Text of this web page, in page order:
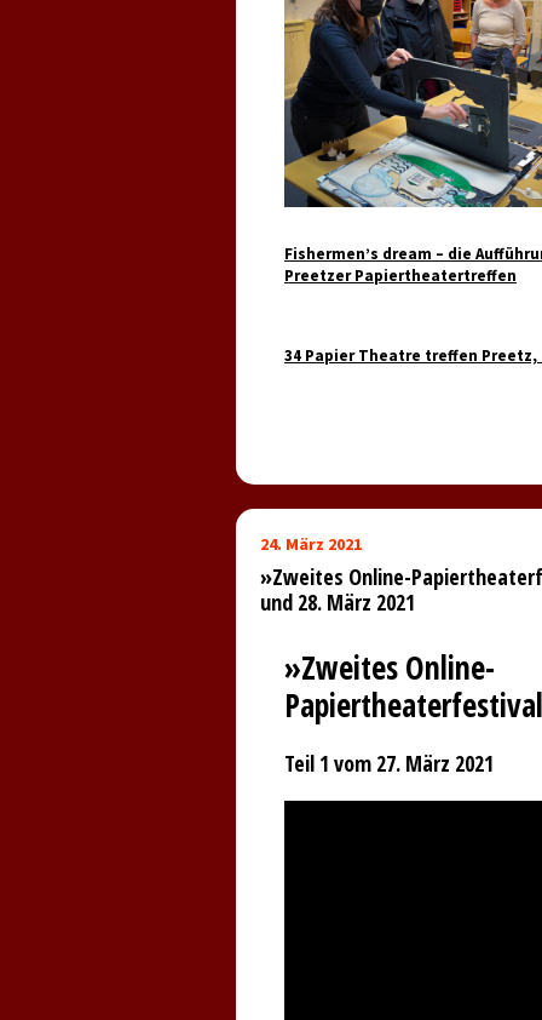
Fishermen’s dream – die
Preetzer Papiertheatertreffen
34 Papier Theatre treffen Preetz,
24. März 2021
»Zweites Online-
und 28. März 2021
»Zweites Online-
Teil 1 vom 27. März 2021